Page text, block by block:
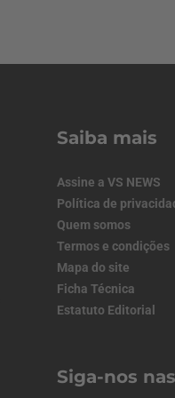
Saiba mais
Assine a VS NEWS
Política de
Quem somos
Termos e condições
Mapa do site
Ficha Técnica
Estatuto Editorial
Siga-nos